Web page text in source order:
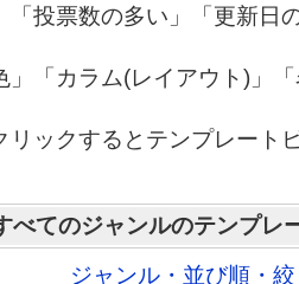
「投票数の多い」「更新日
」「カラム(レイアウト)」
リックするとテンプレート